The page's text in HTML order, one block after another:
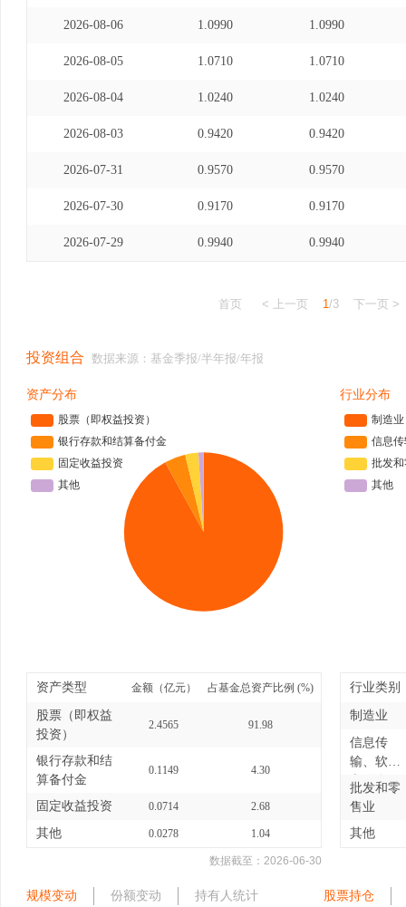
2026-08-06 1.0990 1.0990
2026-08-05 1.0710 1.0710
2026-08-04 1.0240 1.0240
2026-08-03 0.9420 0.9420
2026-07-31 0.9570 0.9570
2026-07-30 0.9170 0.9170
2026-07-29 0.9940 0.9940
首页 < 上一页 1/3 下一页 >
投资组合 数据来源：基金季报/半年报/年报
资产分布
资产类型 金额（亿元） 占基金总资产比例 (%)
股票（即权益
投资）
2.4565 91.98
银行存款和结
算备付金
0.1149 4.30
固定收益投资 0.0714 2.68
其他 0.0278 1.04
数据截至： 2026-06-30
行业分布
行业类别
制造业
信息传
输、软件
和信息
技...
批发和零
售业
其他
规模变动 份额变动 持有人统计 股票持仓